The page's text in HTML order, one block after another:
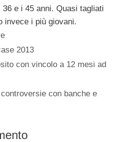
e i 45 anni. Quasi tagliati
invece i più giovani.
2013
con vincolo a 12 mesi ad
con banche e